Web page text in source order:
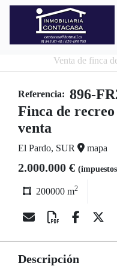
Venta de finca
Referencia: 896-
Finca de
venta
El Pardo, SUR mapa
2.000.000 €
200000 m2
Descripción